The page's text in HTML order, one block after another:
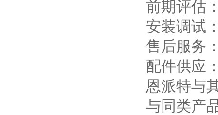
前期评估
安装调试
售后服务
配件供应
恩派特与
与同类产